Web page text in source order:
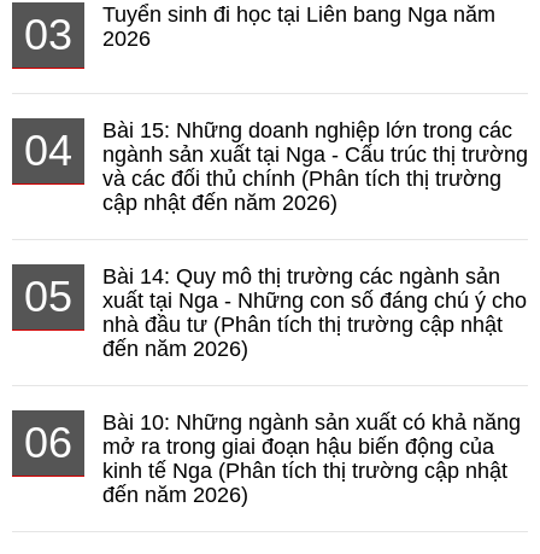
03
Tuyển sinh đi học tại Liên bang Nga năm
2026
04
Bài 15: Những doanh nghiệp lớn trong các
ngành sản xuất tại Nga - Cấu trúc thị trường
và các đối thủ chính (Phân tích thị trường
cập nhật đến năm 2026)
05
Bài 14: Quy mô thị trường các ngành sản
xuất tại Nga - Những con số đáng chú ý cho
nhà đầu tư (Phân tích thị trường cập nhật
đến năm 2026)
06
Bài 10: Những ngành sản xuất có khả năng
mở ra trong giai đoạn hậu biến động của
kinh tế Nga (Phân tích thị trường cập nhật
đến năm 2026)